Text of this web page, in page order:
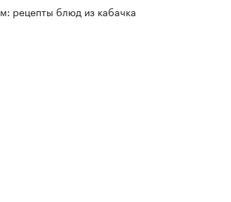
рецепты блюд из кабачка